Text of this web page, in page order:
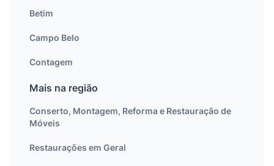
Betim
Campo Belo
Contagem
Mais na região
Conserto, Montagem, Reforma e Restauração de
Móveis
Restaurações em Geral